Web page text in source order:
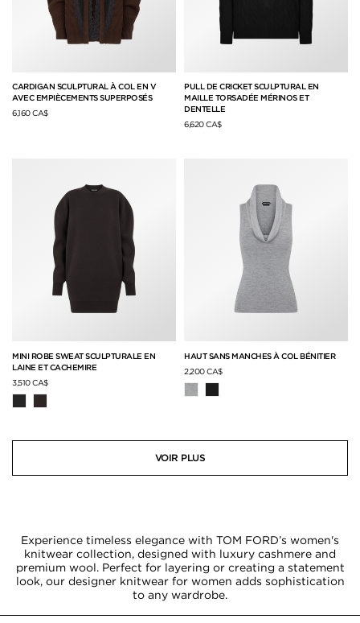
CARDIGAN SCULPTURAL À COL EN V
AVEC EMPIÈCEMENTS SUPERPOSÉS
6,160 CA$
PULL DE CRICKET SCULPTURAL EN
MAILLE TORSADÉE MÉRINOS ET
DENTELLE
6,620 CA$
MINI ROBE SWEAT SCULPTURALE EN
LAINE ET CACHEMIRE
3,510 CA$
HAUT SANS MANCHES À COL BÉNITIER
2,200 CA$
VOIR PLUS
Experience timeless elegance with TOM FORD’s women's
knitwear collection, designed with luxury cashmere and
premium wool. Perfect for layering or creating a statement
look, our designer knitwear for women adds sophistication
to any wardrobe.